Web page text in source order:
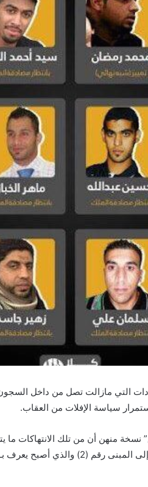
التي مازالت تصل من داخل
سياسة الإفلات من العقاب.
منهن أن من تلك الانتهاكات ما
أو نقل بعض السجناء المعتقلين